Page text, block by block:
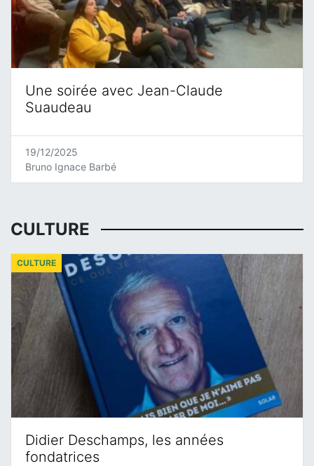
Une soirée avec Jean-Claude
Suaudeau
19/12/2025
Bruno Ignace Barbé
CULTURE
Didier Deschamps, les années
fondatrices
CULTURE